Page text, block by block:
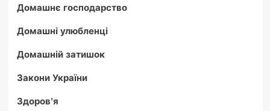
Домашнє господарство
Домашні улюбленці
Домашній затишок
Закони України
Здоров'я